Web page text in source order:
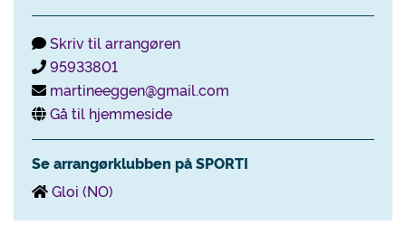
Skriv til arrangøren
95933801
martineeggen@gmail.com
Gå til hjemmeside
Se arrangørklubben på SPORTI
Gloi (NO)